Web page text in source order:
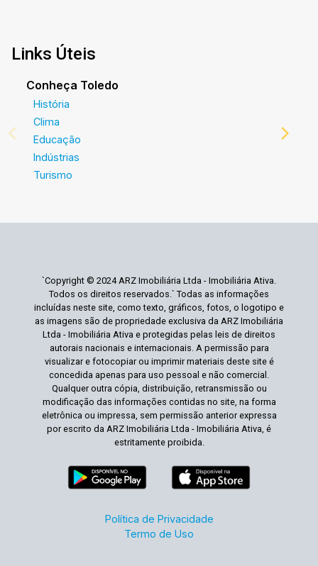
Links Úteis
Conheça Toledo
História
Clima
Educação
Indústrias
Turismo
`Copyright © 2024 ARZ Imobiliária Ltda - Imobiliária Ativa.
Todos os direitos reservados.` Todas as informações
incluídas neste site, como texto, gráficos, fotos, o logotipo e
as imagens são de propriedade exclusiva da ARZ Imobiliária
Ltda - Imobiliária Ativa e protegidas pelas leis de direitos
autorais nacionais e internacionais. A permissão para
visualizar e fotocopiar ou imprimir materiais deste site é
concedida apenas para uso pessoal e não comercial.
Qualquer outra cópia, distribuição, retransmissão ou
modificação das informações contidas no site, na forma
eletrônica ou impressa, sem permissão anterior expressa
por escrito da ARZ Imobiliária Ltda - Imobiliária Ativa, é
estritamente proibida.
Política de Privacidade
Termo de Uso